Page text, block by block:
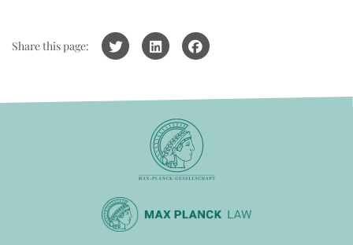
Share this page: